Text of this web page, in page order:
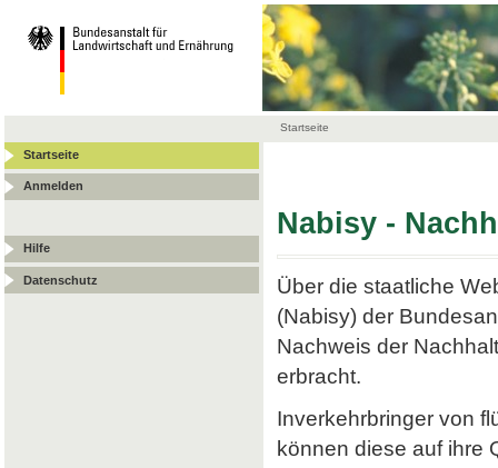
Startseite
Startseite
Anmelden
Hilfe
Datenschutz
Nabisy -
Über die staatliche
(Nabisy) der
Nachweis der
erbracht.
Inverkehrbringer von
können diese auf ihre